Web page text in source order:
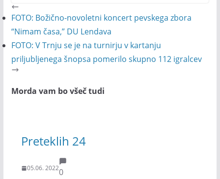
FOTO: Božično-novoletni koncert pevskega zbora
“Nimam časa,” DU Lendava
FOTO: V Trnju se je na turnirju v kartanju
priljubljenega šnopsa pomerilo skupno 112 igralcev
Morda vam bo všeč tudi
Preteklih 24
05.06. 20220